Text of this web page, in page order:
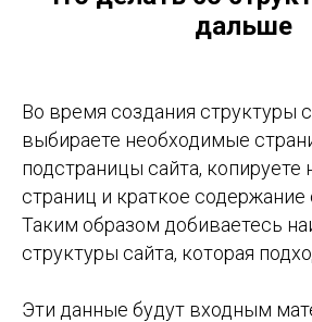
дальше
Во время создания структуры
выбираете необходимые
подстраницы сайта, копируете
страниц и краткое содержание
Таким образом добиваетесь
структуры сайта, которая
Эти данные будут входным